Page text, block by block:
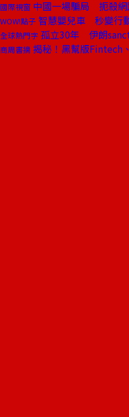
國際視窗 中國一場騙局 扼殺網
WOW!點子 智慧嬰兒車 秒變行
全球熱門字 孤立30年 伊朗
商周書摘 揭秘！黑幫版Fintech